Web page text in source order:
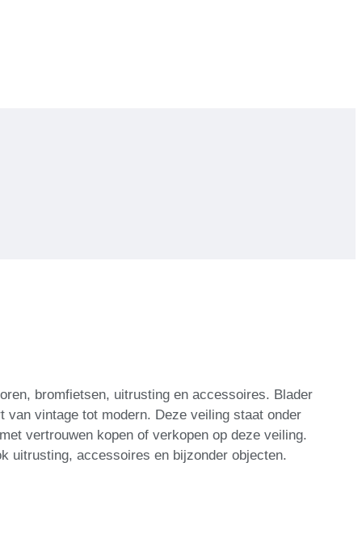
bromfietsen, uitrusting en accessoires. Blader
vintage tot modern. Deze veiling staat onder
vertrouwen kopen of verkopen op deze veiling.
uitrusting, accessoires en bijzonder objecten.